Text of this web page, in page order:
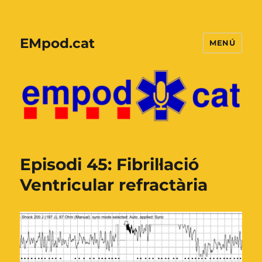
EMpod.cat MENÚ
Episodi 45: Fibril·lació
Ventricular refractària